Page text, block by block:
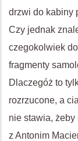
drzwi do kabiny
Czy jednak
czegokolwiek
fragmenty
Dlaczegóż to
rozrzucone, a
nie stawia,
z Antonim